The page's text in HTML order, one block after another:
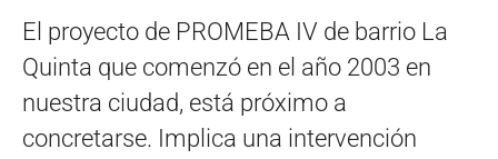
El proyecto de PROMEBA IV de barrio La
Quinta que comenzó en el año 2003 en
nuestra ciudad, está próximo a
concretarse. Implica una intervención